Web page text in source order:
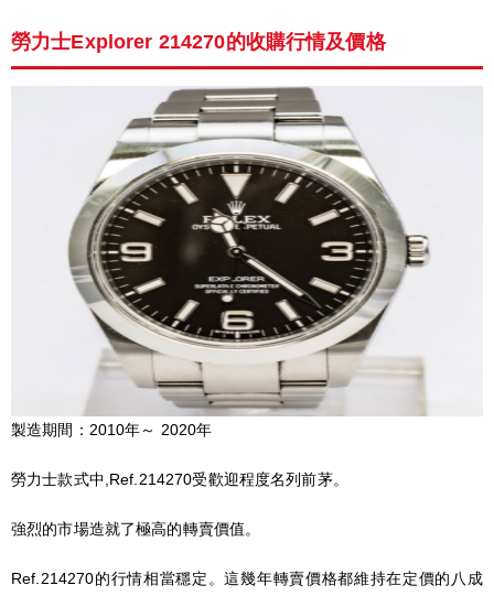
勞力士Explorer 214270的收購行情及價格
製造期間：2010年～ 2020年
勞力士款式中,Ref.214270受歡迎程度名列前茅。
強烈的市場造就了極高的轉賣價值。
Ref.214270的行情相當穩定。這幾年轉賣價格都維持在定價的八成